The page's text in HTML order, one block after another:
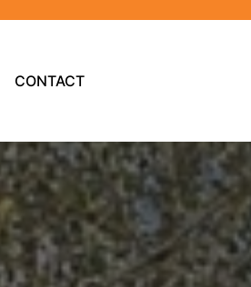
CONTACT